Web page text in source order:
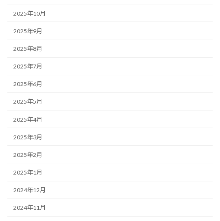
2025年10月
2025年9月
2025年8月
2025年7月
2025年6月
2025年5月
2025年4月
2025年3月
2025年2月
2025年1月
2024年12月
2024年11月